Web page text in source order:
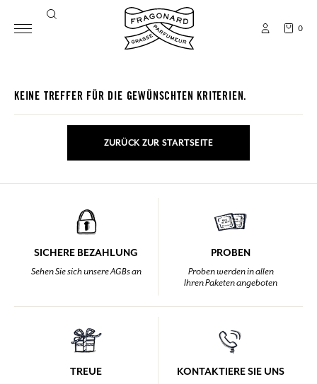
0
KEINE TREFFER FÜR DIE GEWÜNSCHTEN KRITERIEN.
ZURÜCK ZUR STARTSEITE
SICHERE BEZAHLUNG
Sehen Sie sich unsere AGBs an
PROBEN
Proben werden in allen
Ihren Paketen angeboten
TREUE KONTAKTIERE SIE UNS